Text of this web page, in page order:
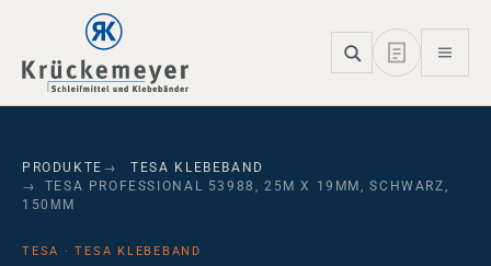
Skip to main navigation
Skip to main content
Skip to page footer
PRODUKTE
TESA KLEBEBAND
TESA PROFESSIONAL 53988, 25M X 19MM, SCHWARZ,
150ΜM
TESA · TESA KLEBEBAND